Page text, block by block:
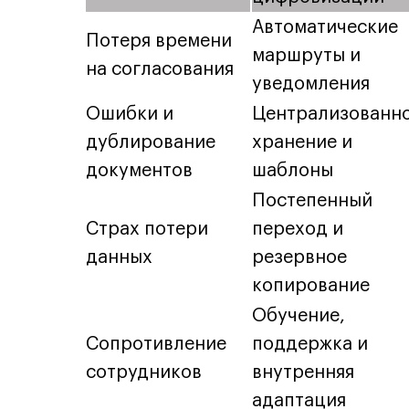
Потеря времени
на согласования
Автоматические
маршруты и
уведомления
Ошибки и
дублирование
документов
хранение и
шаблоны
Страх потери
данных
Постепенный
переход и
резервное
копирование
Сопротивление
сотрудников
Обучение,
поддержка и
внутренняя
адаптация